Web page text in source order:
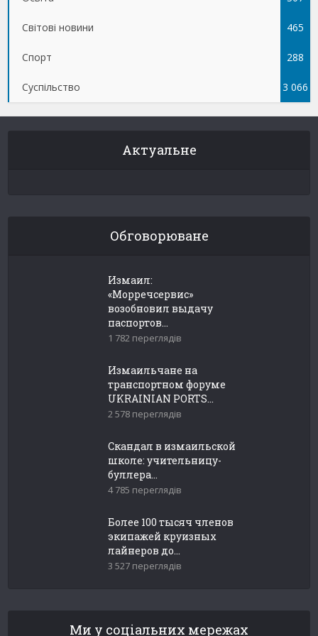
Світові новини 465
Спорт 288
Суспільство 3 066
Актуальне
Обговорюване
Измаил:
«Морречсервис»
возобновил выдачу
паспортов...
1 782 переглядів
Измаильчане на
транспортном форуме
UKRAINIAN PORTS...
2 578 переглядів
Скандал в измаильской
школе: учительницу-
буллера...
4 785 переглядів
Более 100 тысяч членов
экипажей круизных
лайнеров до...
3 527 переглядів
Ми у соціальних мережах